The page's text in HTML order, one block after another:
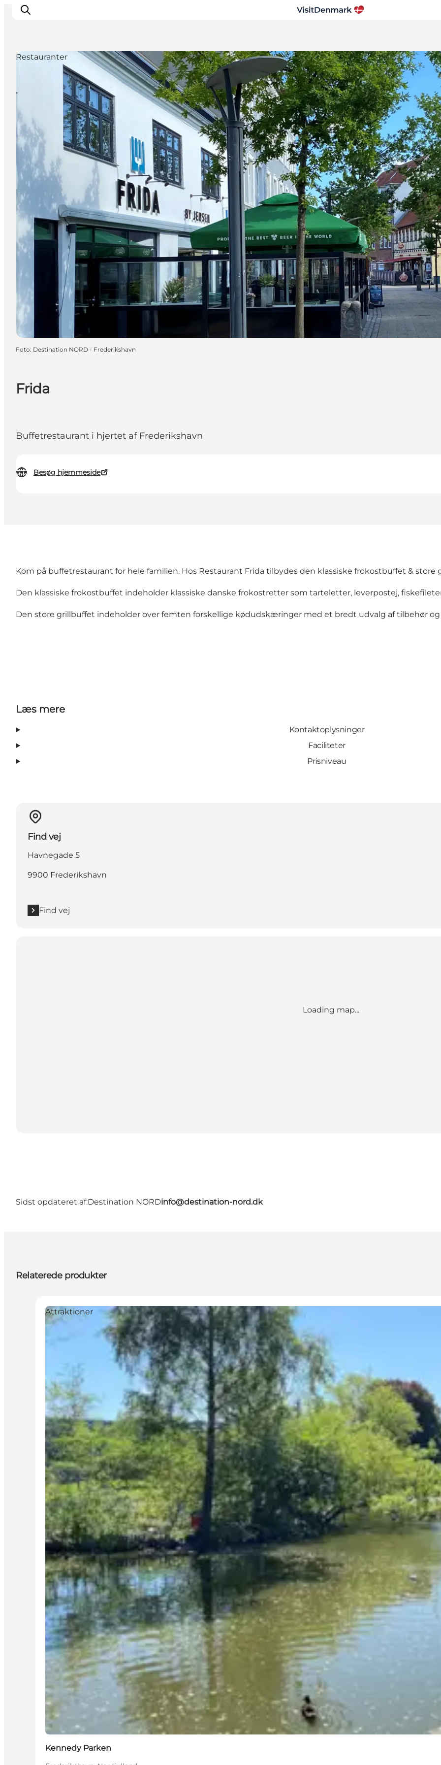
Inspiration
Destinationer
Oplevelser
Overnatning
Planlæg ferien
Frida
Buffetrestaurant i hjertet af Frederikshavn
Besøg hjemmeside
Restauranter
Foto: Destination NORD - Frederikshavn
Kom på buffetrestaurant for hele familien. Hos Restaurant Frida tilbydes den klassiske frokostbuffet & store
Den klassiske frokostbuffet indeholder klassiske danske frokostretter som tarteletter, leverpostej,
Den store grillbuffet indeholder over femten forskellige kødudskæringer med et bredt udvalg af tilbehør
Læs mere
Kontaktoplysninger
Faciliteter
Prisniveau
Find vej
Havnegade 5
9900 Frederikshavn
Find vej
Loading map...
Sidst opdateret af:Destination NORDinfo@destination-nord.dk
Relaterede produkter
Attraktioner
Kennedy Parken